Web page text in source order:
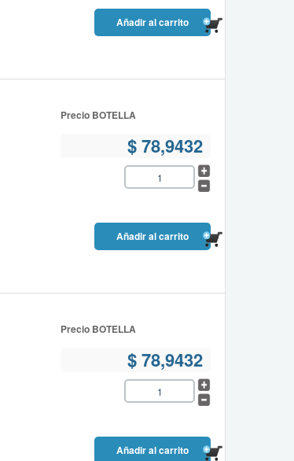
Precio BOTELLA
$ 78,9432
Precio BOTELLA
$ 78,9432